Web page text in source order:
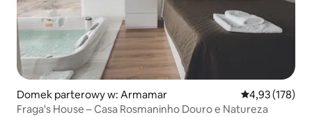
Domek parterowy w: Armamar Średnia
4,93 (178)
Fraga's House – Casa Rosmaninho Douro e Natureza